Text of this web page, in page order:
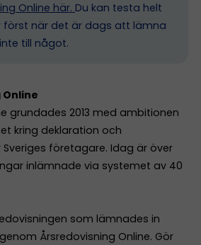
Online här. Du kan testa helt
när det är dags att lämna
till något.
grundades 2013 med ambitionen
kring deklaration och
företagare. Idag är över
inlämnade via systemet av 40
som lämnades in
Årsredovisning Online. Gör